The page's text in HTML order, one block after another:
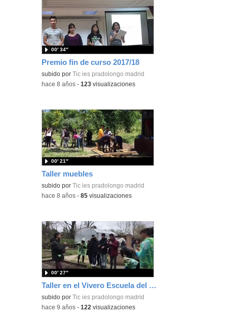
Premio fin de curso 2017/18
subido porTic ies pradolongo madrid
00′ 34″
-hace 8 años -123 visualizaciones
Taller muebles
subido porTic ies pradolongo madrid
00′ 21″
-hace 8 años -85 visualizaciones
Taller en el Vivero Escuela del Río Guadarrama
subido porTic ies pradolongo madrid
00′ 27″
-hace 9 años -122 visualizaciones